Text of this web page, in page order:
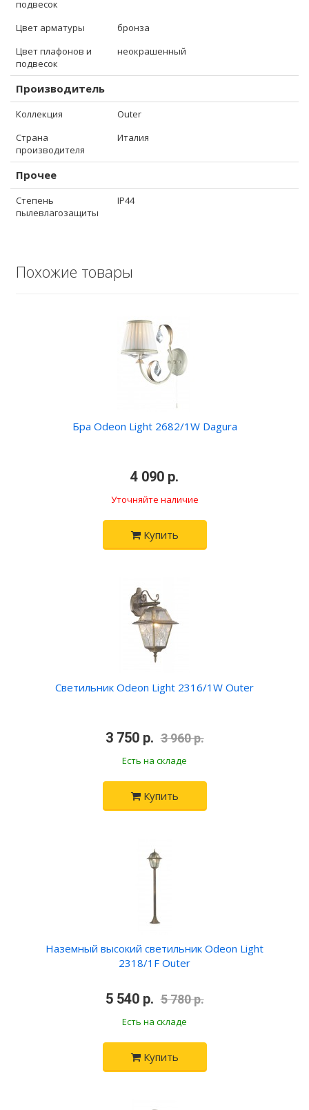
подвесок
Цвет арматуры
бронза
Цвет плафонов и
подвесок
неокрашенный
Производитель
Коллекция
Outer
Страна
производителя
Италия
Прочее
Степень
пылевлагозащиты
IP44
Похожие товары
Бра Odeon Light 2682/1W Dagura
4 090 р.
Уточняйте наличие
Купить
Светильник Odeon Light 2316/1W Outer
3 750 р. 3 960 р.
Есть на складе
Купить
Наземный высокий светильник Odeon Light
2318/1F Outer
5 540 р. 5 780 р.
Есть на складе
Купить